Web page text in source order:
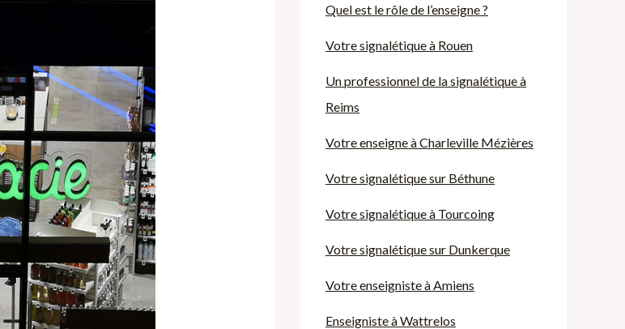
Quel est le rôle de l’enseigne ?
Votre signalétique à Rouen
Un professionnel de la signalétique à
Reims
Votre enseigne à Charleville Mézières
Votre signalétique sur Béthune
Votre signalétique à Tourcoing
Votre signalétique sur Dunkerque
Votre enseigniste à Amiens
Enseigniste à Wattrelos